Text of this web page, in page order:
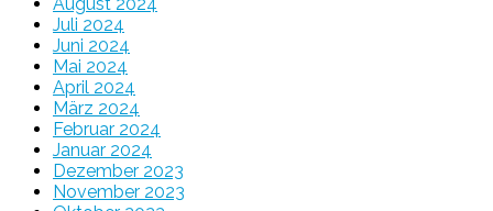
Juli 2024
Juni 2024
Mai 2024
April 2024
März 2024
Februar 2024
Januar 2024
Dezember 2023
November 2023